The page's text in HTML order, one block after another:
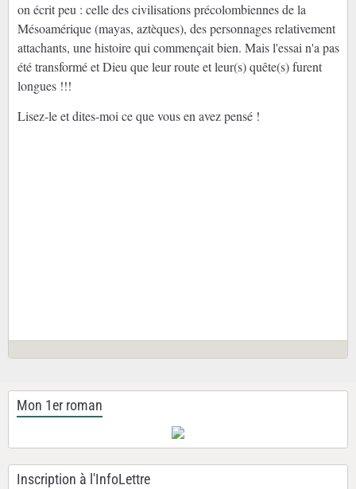
on écrit peu : celle des civilisations précolombiennes de la
Mésoamérique (mayas, aztèques), des personnages relativement
attachants, une histoire qui commençait bien. Mais l'essai n'a pas
été transformé et Dieu que leur route et leur(s) quête(s) furent
longues !!!
Lisez-le et dites-moi ce que vous en avez pensé !
Mon 1er roman
Inscription à l'InfoLettre